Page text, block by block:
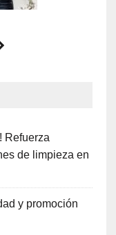
Refuerza
de limpieza en
y promoción